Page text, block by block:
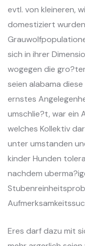
evtl. von kleineren,
domestiziert
sich in ihrer
wogegen die
seien alabama
ernstes
umschlie?t, war ein
welches Kollektiv
unter umstanden
kinder Hunden
nachdem
Eres darf dazu mit